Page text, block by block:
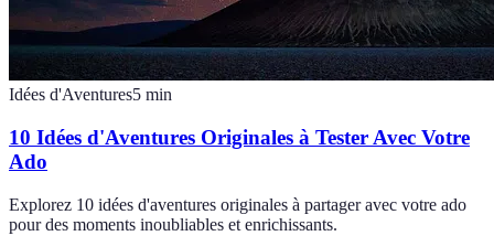
Idées d'Aventures5 min
10 Idées d'Aventures Originales à Tester Avec Votre
Ado
Explorez 10 idées d'aventures originales à partager avec votre ado
pour des moments inoubliables et enrichissants.